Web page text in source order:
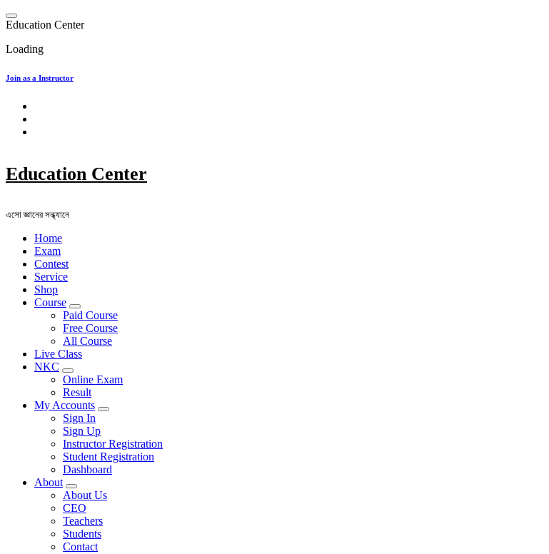
Skip
to
Education Center
Loading
Join as a Instructor
Education Center
এসো জ্ঞানের সন্ধ্যানে
Home
Exam
Contest
Service
Shop
Course
Paid Course
Free Course
All Course
Live Class
NKC
Online Exam
Result
My Accounts
Sign In
Sign Up
Instructor Registration
Student Registration
Dashboard
About
About Us
CEO
Teachers
Students
Contact